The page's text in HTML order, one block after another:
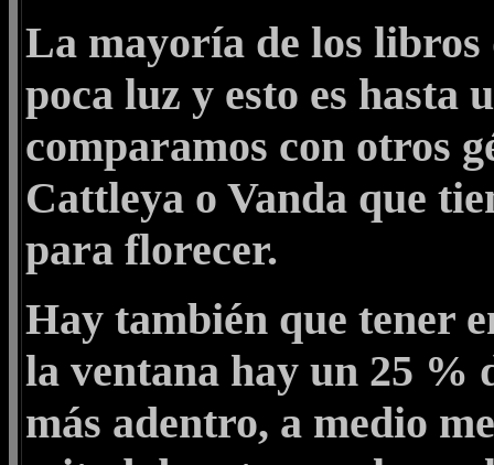
La mayoría de los libros
poca luz y esto es hasta
comparamos con otros
Cattleya o Vanda que
para florecer.
Hay también que tener
la ventana hay un 25 %
más adentro, a medio